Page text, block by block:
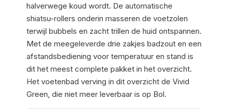
halverwege koud wordt. De automatische
shiatsu-rollers onderin masseren de voetzolen
terwijl bubbels en zacht trillen de huid ontspannen.
Met de meegeleverde drie zakjes badzout en een
afstandsbediening voor temperatuur en stand is
dit het meest complete pakket in het overzicht.
Het voetenbad verving in dit overzicht de Vivid
Green, die niet meer leverbaar is op Bol.